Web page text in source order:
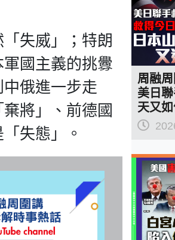
失威」；特朗
國主義的挑釁
俄進一步走
將」、前德國
失態」。
周融周
美日
天又
一步？